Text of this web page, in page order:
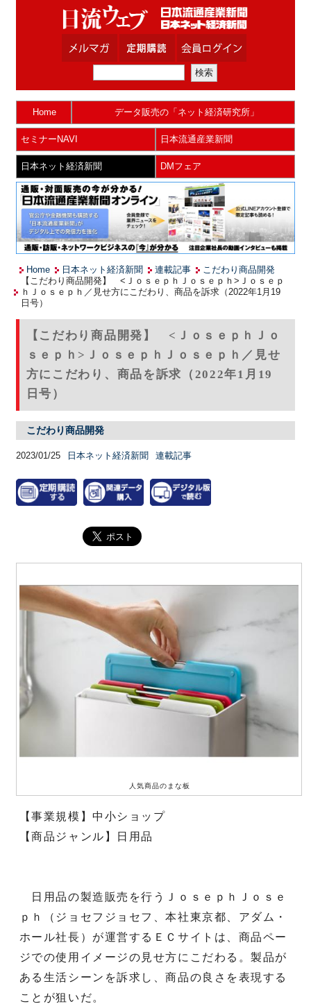
Home データ販売の「ネット経済研究所」
セミナーNAVI 日本流通産業新聞
日本ネット経済新聞 DMフェア
Home 日本ネット経済新聞 連載記事
こだわり商品開発
【こだわり商品開発】 <ＪｏｓｅｐｈＪｏｓｅｐｈ>Ｊｏｓｅｐ
ｈＪｏｓｅｐｈ／見せ方にこだわり、商品を訴求（2022年1月19
日号）
【こだわり商品開発】 <ＪｏｓｅｐｈＪｏ
ｓｅｐｈ>ＪｏｓｅｐｈＪｏｓｅｐｈ／見せ
方にこだわり、商品を訴求（2022年1月19
日号）
こだわり商品開発
2023/01/25 日本ネット経済新聞 連載記事
人気商品のまな板
【事業規模】中小ショップ
【商品ジャンル】日用品
日用品の製造販売を行うＪｏｓｅｐｈＪｏｓｅ
ｐｈ（ジョセフジョセフ、本社東京都、アダム・
ホール社長）が運営するＥＣサイトは、商品ペー
ジでの使用イメージの見せ方にこだわる。製品が
ある生活シーンを訴求し、商品の良さを表現する
ことが狙いだ。